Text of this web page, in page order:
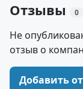
Отзывы 0
Не
отзыв о
Добавить